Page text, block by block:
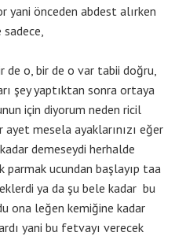
yani önceden abdest alırken
de o, bir de o var tabii doğru,
şey yaptıktan sonra ortaya
için diyorum neden ricil
mesela ayaklarınızı eğer
demeseydi herhalde
ucundan başlayıp taa
ya da şu bele kadar bu
ona leğen kemiğine kadar
yani bu fetvayı verecek